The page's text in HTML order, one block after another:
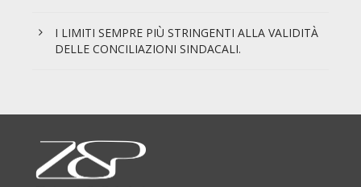
I LIMITI SEMPRE PIÙ STRINGENTI ALLA VALIDITÀ
DELLE CONCILIAZIONI SINDACALI.